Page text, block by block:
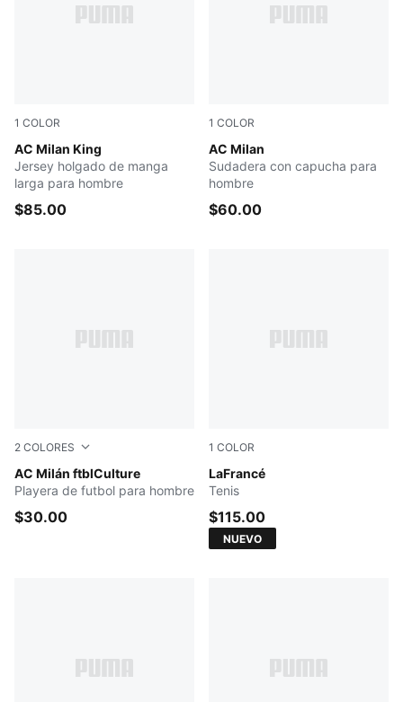
1 COLOR
AC Milan King
Glowing Red-Flat Dark Gray
Jersey holgado de manga
larga para hombre
$85.00
1 COLOR
AC Milan
Dark Gray Heather
Sudadera con capucha para
hombre
$60.00
2 COLORES
AC Milán ftblCulture
FLAT DARK GRAY
Playera de futbol para hombre
$30.00
1 COLOR
LaFrancé
PUMA Black-Gray Sky
Tenis
$115.00
NUEVO